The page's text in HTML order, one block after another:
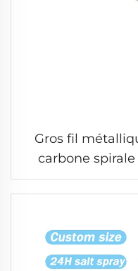
Gros fil
carbone
petit